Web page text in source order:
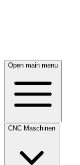
Open main menu
CNC Maschinen